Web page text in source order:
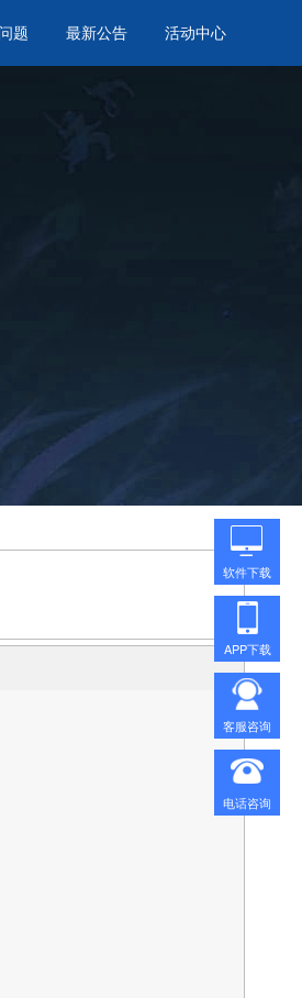
题 最新公告 活动中心
软件下载
APP下载
客服咨询
电话咨询